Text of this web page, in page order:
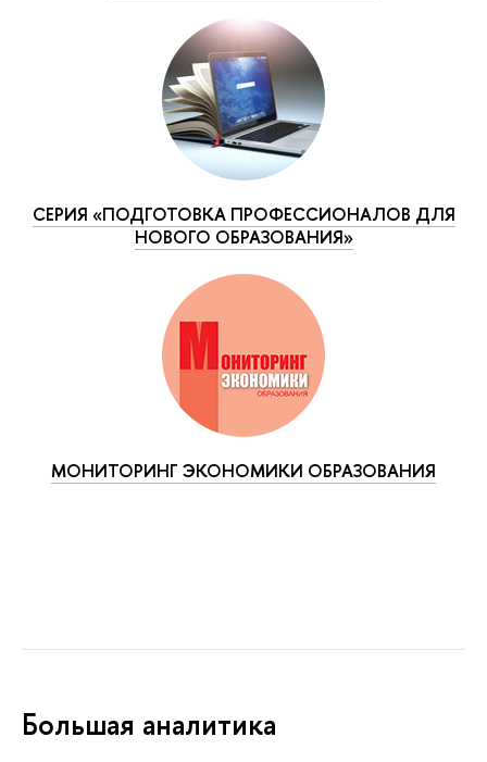
СЕРИЯ «ПОДГОТОВКА ПРОФЕССИОНАЛОВ ДЛЯ
НОВОГО ОБРАЗОВАНИЯ»
МОНИТОРИНГ ЭКОНОМИКИ ОБРАЗОВАНИЯ
Большая аналитика